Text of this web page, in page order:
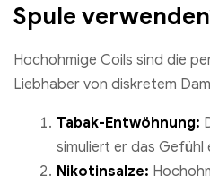
Spule
Hochohmige Coils sind die
Liebhaber von diskretem
Tabak-Entwöhnung:
simuliert er das
Nikotinsalze: